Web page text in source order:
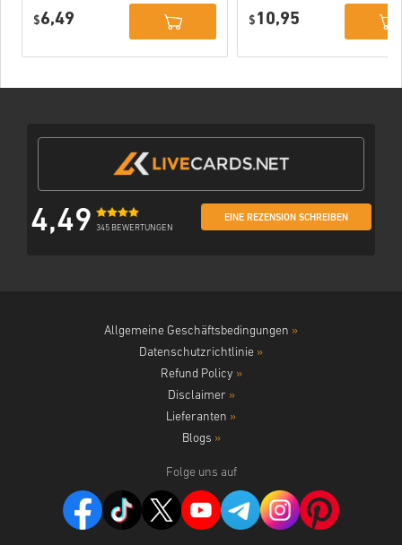
$6,49
$ 10,95
4,49 345 BEWERTUNGEN
EINE REZENSION SCHREIBEN
Allgemeine Geschäftsbedingungen »
Datenschutzrichtlinie »
Refund Policy »
Disclaimer »
Lieferanten »
Blogs »
Folge uns auf